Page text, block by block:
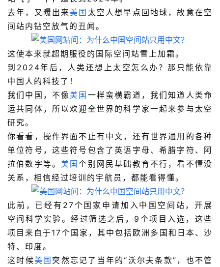
去年，又曝出来美国 太空人想早点回地球，故意在空
间站内钻空放气的丑闻。
这使本来就超期服役的国际空间站雪上加霜。
到2024年后，人类还想上太空怎么办？那只能依靠
中国人的科技了！
我们中国，不像美国 一样蛮横霸道，我们知道人类命
运共同体，所以欢迎 全世界的科学家一起来参与太空
研究。
你看看，操作界面不止有中文，还有世界通用的各种
单位符号，这些符号包含了英语字母、希腊字符、阿
拉伯数字等。美国个别网民基础教育不行，看不懂没
关系，相信经过培训的宇航员，都能看得懂。
此前，已经有27个国家申请加入中国空间站，开展
空间科学实验。经过筛选之后，9个项目入选，这些
项目来自于17个国家，其中包括欧洲多国和日本、沙
特、印度。
这时候美国突然忘记了当年的“沃尔夫条款”，也不管